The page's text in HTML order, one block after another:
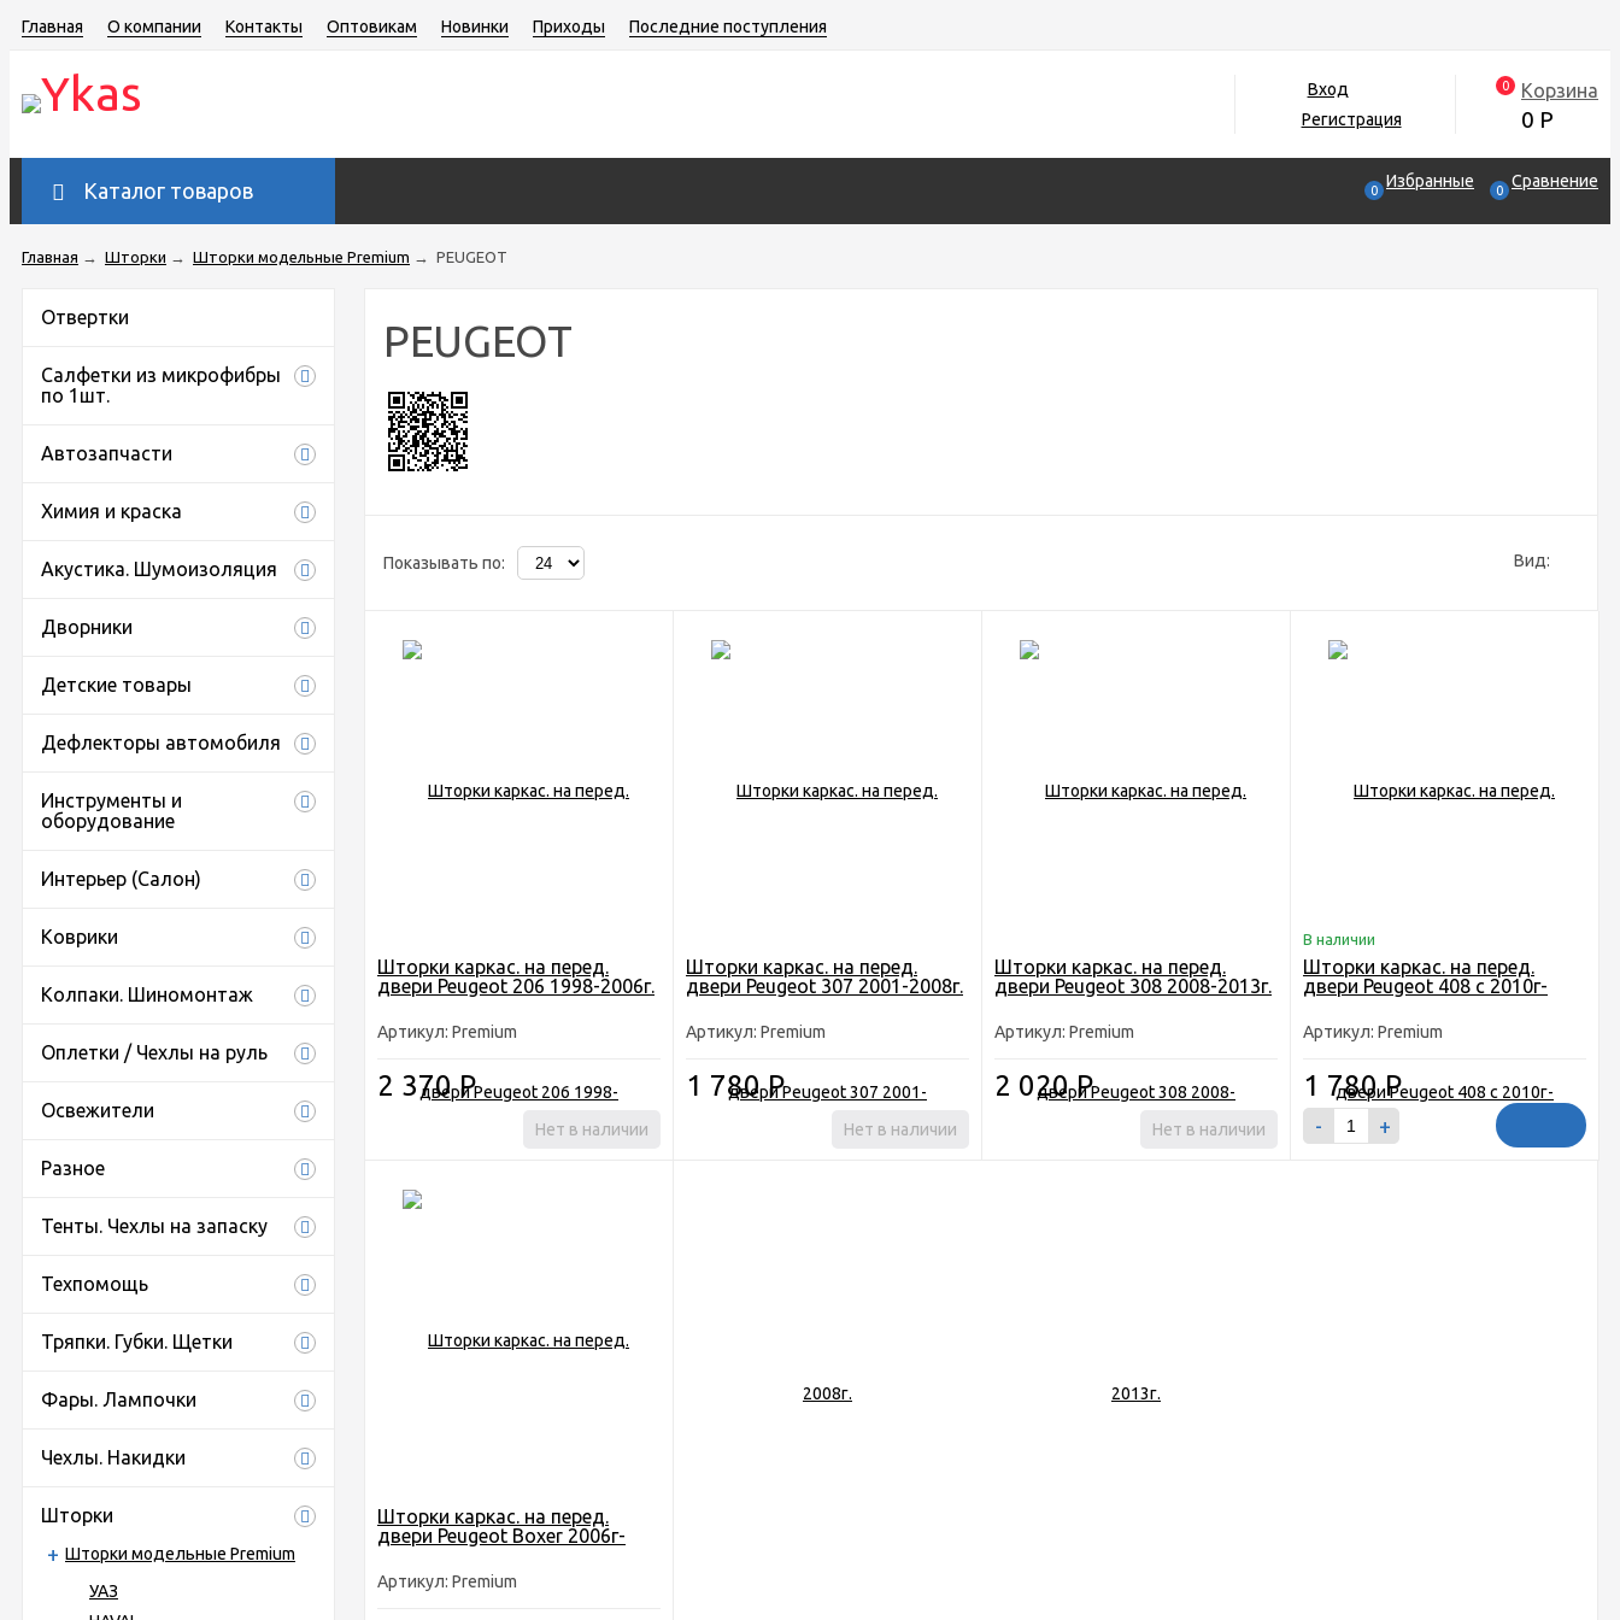
Главная О компании Контакты Оптовикам Новинки Приходы Последние поступления
Вход
Регистрация
0 Корзина
0 Р
Каталог товаров 0 Избранные 0 Сравнение
Главная → Шторки → Шторки модельные Premium → PEUGEOT
Отвертки
Салфетки из микрофибры
по 1шт.
Автозапчасти
Химия и краска
Акустика. Шумоизоляция
Дворники
Детские товары
Дефлекторы автомобиля
Инструменты и
оборудование
Интерьер (Салон)
Коврики
Колпаки. Шиномонтаж
Оплетки / Чехлы на руль
Освежители
Разное
Тенты. Чехлы на запаску
Техпомощь
Тряпки. Губки. Щетки
Фары. Лампочки
Чехлы. Накидки
Шторки
Шторки модельные Premium
УАЗ
PEUGEOT
Показывать по: Вид:
Шторки каркас. на перед.
двери Peugeot 206 1998-2006г.
Артикул: Premium
2 370Р
Нет в наличии
Шторки каркас. на перед.
двери Peugeot 307 2001-2008г.
Артикул: Premium
1 780Р
Нет в наличии
Шторки каркас. на перед.
двери Peugeot 308 2008-2013г.
Артикул: Premium
2 020Р
Нет в наличии
В наличии
Шторки каркас. на перед.
двери Peugeot 408 c 2010г-
Артикул: Premium
1 780Р
- +
Шторки каркас. на перед.
двери Peugeot Boxer 2006г-
Артикул: Premium